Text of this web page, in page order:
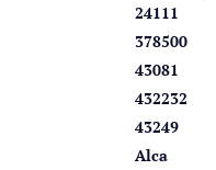
24111
378500
43081
432232
43249
Alca